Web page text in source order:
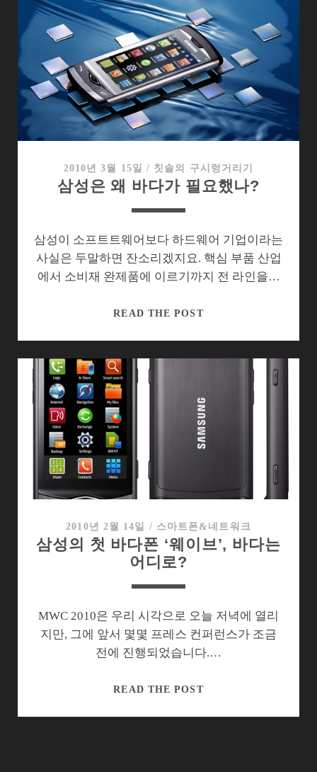
성
첫
바
다
폰
웨
이
브
를
만
니…
2010년 3월 15일 / 칫솔의 구시렁거리기
삼성은 왜 바다가 필요했나?
삼성이 소프트트웨어보다 하드웨어 기업이라는
사실은 두말하면 잔소리겠지요. 핵심 부품 산업
에서 소비재 완제품에 이르기까지 전 라인을…
READ THE POST삼
다
가
필
나?
2010년 2월 14일 / 스마트폰&네트워크
삼성의 첫 바다폰 ‘웨이브’, 바다는
어디로?
MWC 2010은 우리 시각으로 오늘 저녁에 열리
지만, 그에 앞서 몇몇 프레스 컨퍼런스가 조금
전에 진행되었습니다.…
READ THE POST삼